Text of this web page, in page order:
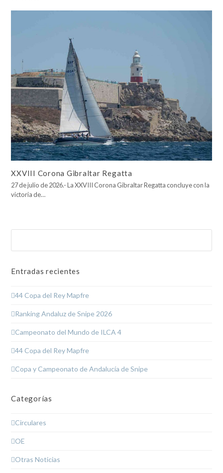
XXVIII Corona Gibraltar Regatta
27 de julio de 2026.- La XXVIII Corona Gibraltar Regatta concluye con la
victoria de…
Entradas recientes
44 Copa del Rey Mapfre
Ranking Andaluz de Snipe 2026
Campeonato del Mundo de ILCA 4
44 Copa del Rey Mapfre
Copa y Campeonato de Andalucía de Snipe
Categorías
Circulares
OE
Otras Noticias